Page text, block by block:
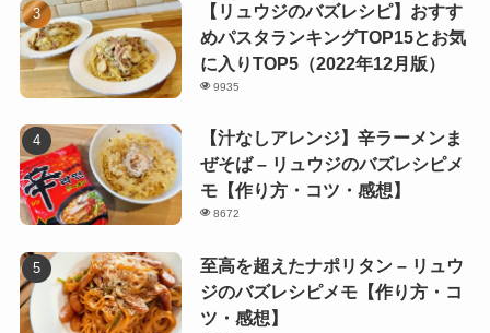
【リュウジのバズレシピ】おすす
めパスタランキングTOP15とお気
に入りTOP5（2022年12月版）
9935
【汁なしアレンジ】辛ラーメンま
ぜそば – リュウジのバズレシピメ
モ【作り方・コツ・感想】
8672
至高を超えたナポリタン – リュウ
ジのバズレシピメモ【作り方・コ
ツ・感想】